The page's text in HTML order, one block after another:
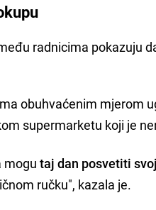
radnicima pokazuju
obuhvaćenim mjerom
supermarketu koji je
mogutaj dan posvetiti
ručku", kazala je.